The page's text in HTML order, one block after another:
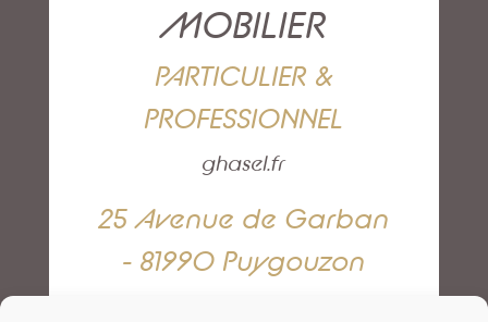
MOBILIER
PARTICULIER &
PROFESSIONNEL
ghasel.fr
25 Avenue de Garban
- 81990 Puygouzon